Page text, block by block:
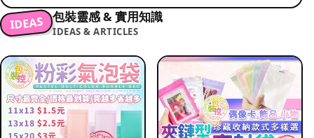
IDEAS 包裝靈感 & 實用知識
IDEAS & ARTICLES